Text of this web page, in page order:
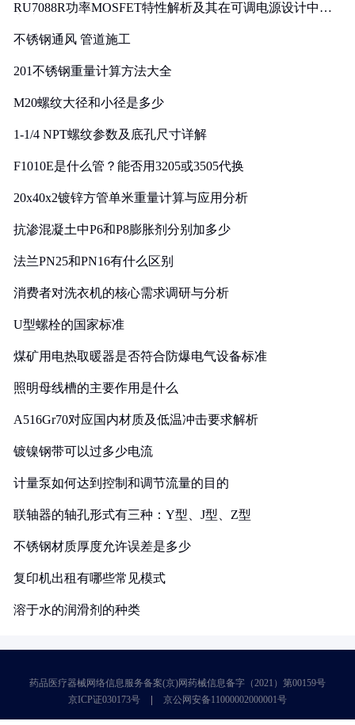
RU7088R功率MOSFET特性解析及其在可调电源设计中的
不锈钢通风 管道施工
201不锈钢重量计算方法大全
M20螺纹大径和小径是多少
1-1/4 NPT螺纹参数及底孔尺寸详解
F1010E是什么管？能否用3205或3505代换
20x40x2镀锌方管单米重量计算与应用分析
抗渗混凝土中P6和P8膨胀剂分别加多少
法兰PN25和PN16有什么区别
消费者对洗衣机的核心需求调研与分析
U型螺栓的国家标准
煤矿用电热取暖器是否符合防爆电气设备标准
照明母线槽的主要作用是什么
A516Gr70对应国内材质及低温冲击要求解析
镀镍钢带可以过多少电流
计量泵如何达到控制和调节流量的目的
联轴器的轴孔形式有三种：Y型、J型、Z型
不锈钢材质厚度允许误差是多少
复印机出租有哪些常见模式
溶于水的润滑剂的种类
药品医疗器械网络信息服务备案(京)网药械信息备字（2021）第00159号
京ICP证030173号
京公网安备11000002000001号